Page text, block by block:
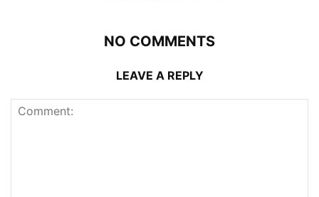
NO COMMENTS
LEAVE A REPLY